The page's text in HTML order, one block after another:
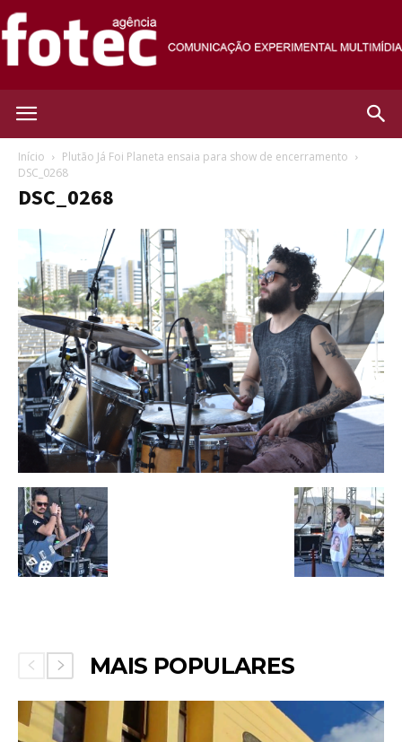
Início
Plutão Já Foi Planeta ensaia para show de encerramento
DSC_0268
DSC_0268
MAIS POPULARES